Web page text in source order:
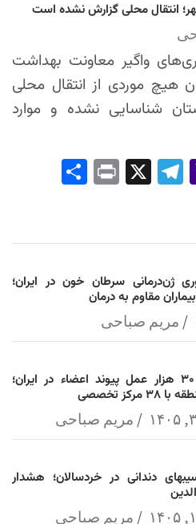
انتقال محلی گزارش نشده است
واگیر معاونت بهداشت
هیچ موردی از انتقال محلی
شناسایی نشده و موارد
Yah
l
Tel
Pri
ژن‌درمانی سرطان خون در ایران؛
مقاوم به درمان
مریم صباحی
انجام بیش از ۳۰ هزار عمل پیوند اعضاء در ایران؛
تخصصی
مریم صباحی
دندانی در خردسالان؛ هشدار
مریم صباحی